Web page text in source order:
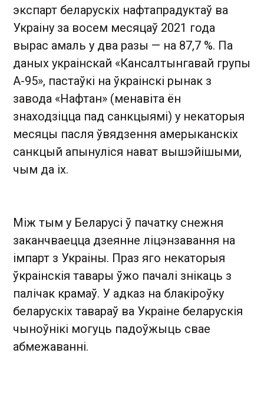
экспарт беларускіх нафтапрадуктаў ва
Украіну за восем месяцаў 2021 года
вырас амаль у два разы — на 87,7 %. Па
даных украінскай «Кансалтынгавай групы
А-95», пастаўкі на ўкраінскі рынак з
завода «Нафтан» (менавіта ён
знаходзіцца пад санкцыямі) у некаторыя
месяцы пасля ўвядзення амерыканскіх
санкцый апынуліся нават вышэйiшыми,
чым да іх.
Між тым у Беларусі ў пачатку снежня
заканчваецца дзеянне ліцэнзавання на
імпарт з Украіны. Праз яго некаторыя
ўкраінскія тавары ўжо пачалі знікаць з
палічак крамаў. У адказ на блакіроўку
беларускіх тавараў ва Украіне беларускія
чыноўнікі могуць падоўжыць свае
абмежаванні.